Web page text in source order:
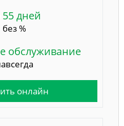
дней
без %
обслуживание
онлайн